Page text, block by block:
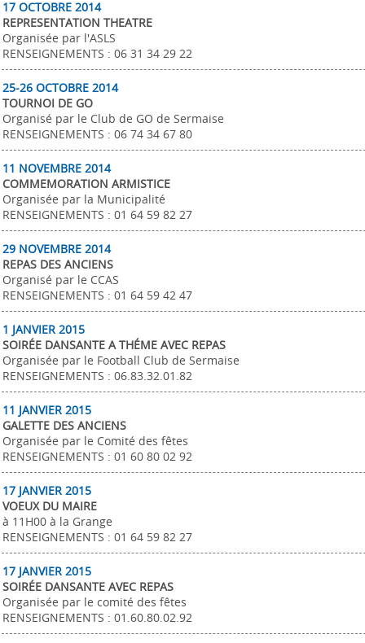
17 OCTOBRE 2014
REPRESENTATION THEATRE
Organisée par l'ASLS
RENSEIGNEMENTS : 06 31 34 29 22
25-26 OCTOBRE 2014
TOURNOI DE GO
Organisé par le Club de GO de Sermaise
RENSEIGNEMENTS : 06 74 34 67 80
11 NOVEMBRE 2014
COMMEMORATION ARMISTICE
Organisée par la Municipalité
RENSEIGNEMENTS : 01 64 59 82 27
29 NOVEMBRE 2014
REPAS DES ANCIENS
Organisé par le CCAS
RENSEIGNEMENTS : 01 64 59 42 47
1 JANVIER 2015
SOIRÉE DANSANTE A THÉME AVEC REPAS
Organisée par le Football Club de Sermaise
RENSEIGNEMENTS : 06.83.32.01.82
11 JANVIER 2015
GALETTE DES ANCIENS
Organisée par le Comité des fêtes
RENSEIGNEMENTS : 01 60 80 02 92
17 JANVIER 2015
VOEUX DU MAIRE
à 11H00 à la Grange
RENSEIGNEMENTS : 01 64 59 82 27
17 JANVIER 2015
SOIRÉE DANSANTE AVEC REPAS
Organisée par le comité des fêtes
RENSEIGNEMENTS : 01.60.80.02.92